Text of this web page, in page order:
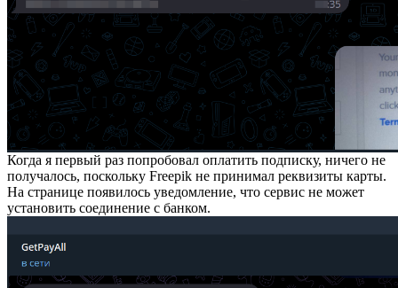
Когда я первый раз попробовал оплатить подписку, ничего не
получалось, поскольку Freepik не принимал реквизиты карты.
На странице появилось уведомление, что сервис не может
установить соединение с банком.